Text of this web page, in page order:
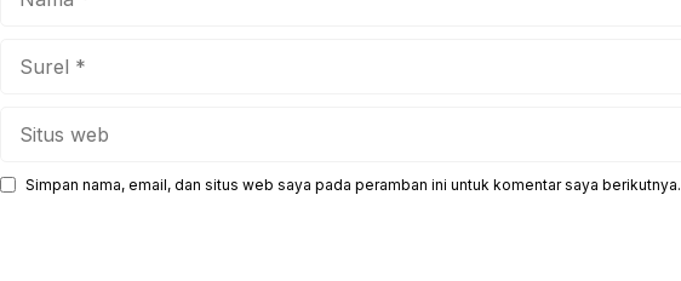
Simpan nama, email, dan situs web saya pada peramban ini untuk komentar saya berikutnya.